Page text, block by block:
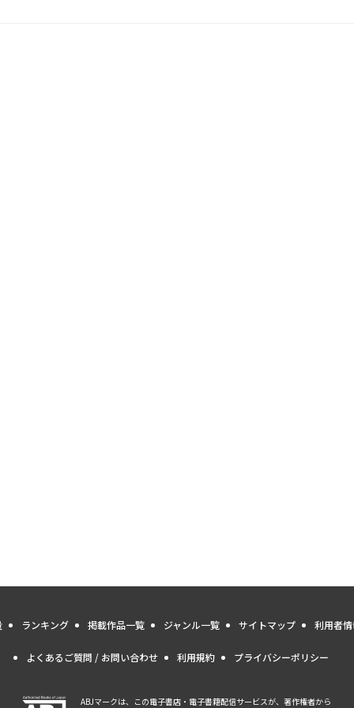
ランキング 掲載作品一覧 ジャンル一覧 サイトマップ 利用者
よくあるご質問 / お問い合わせ 利用規約 プライバシーポリシー
ABJマークは、この電子書店・電子書籍配信サービスが、著作権者から